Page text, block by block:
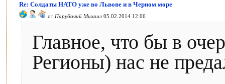
Re: Солдаты НАТО уже во Львове и в Черном море
от Парубочий Михаил 05.02.2014 12:06
Главное, что бы в
Регионы) нас не